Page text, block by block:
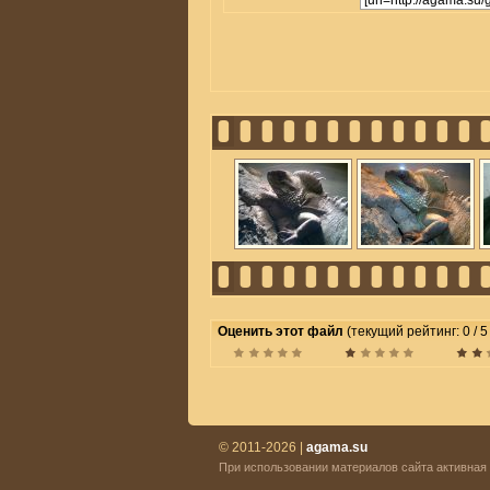
Оценить этот файл (текущий рейтинг: 0 /
© 2011-2026 | agama.su
При использовании материалов сайта